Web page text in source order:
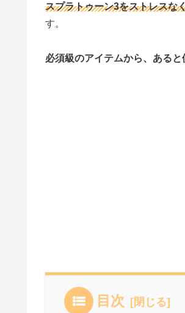
スプラトゥーン3をストレスな
す。
必須級のアイテムから、ある
目次